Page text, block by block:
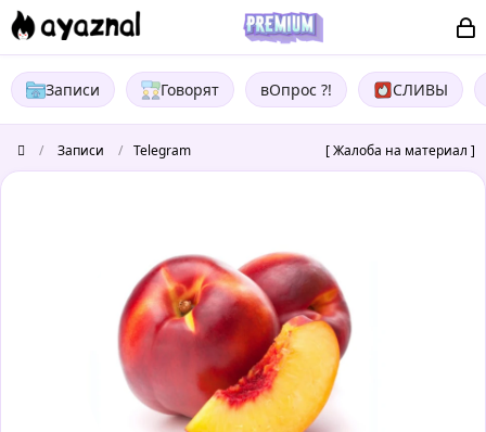
Записи Говорят вОпрос ?! СЛИВЫ
/ Записи / Telegram [ Жалоба на материал ]